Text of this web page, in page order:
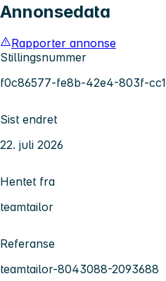
Annonsedata
Rapporter annonse
Stillingsnummer
f0c86577-fe8b-42e4-803f-
Sist endret
22. juli 2026
Hentet fra
teamtailor
Referanse
teamtailor-8043088-2093688